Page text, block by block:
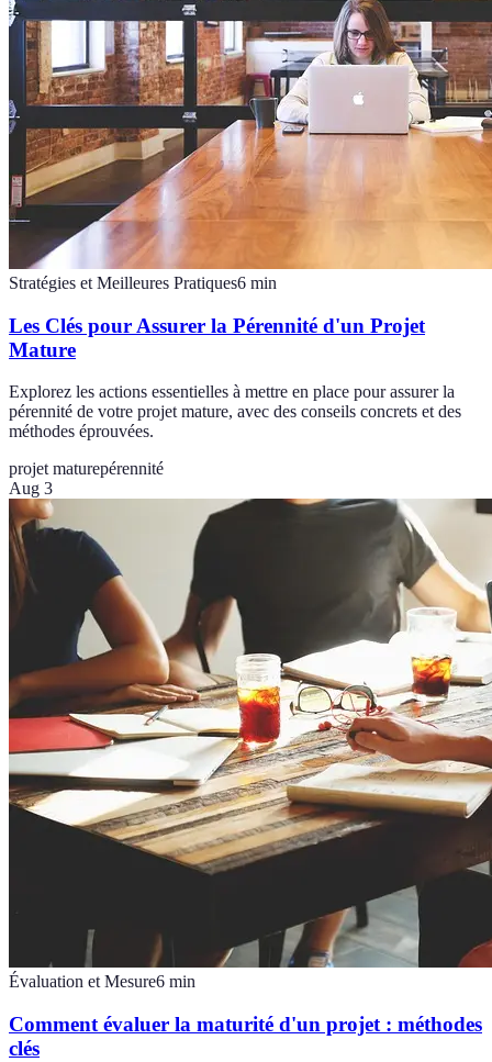
Stratégies et Meilleures Pratiques6 min
Les Clés pour Assurer la Pérennité d'un Projet
Mature
Explorez les actions essentielles à mettre en place pour assurer la
pérennité de votre projet mature, avec des conseils concrets et des
méthodes éprouvées.
projet maturepérennité
Aug 3
Évaluation et Mesure6 min
Comment évaluer la maturité d'un projet : méthodes
clés